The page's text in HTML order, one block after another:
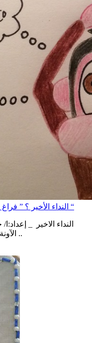
النداء الأخير ؟ ” فراغ طويل وانجاز قليل في ظل جائحه كورونا “
النداء الاخير _
الآونة الأخيرة بوقت فراغ كبير وهذه يعود لإجر ..